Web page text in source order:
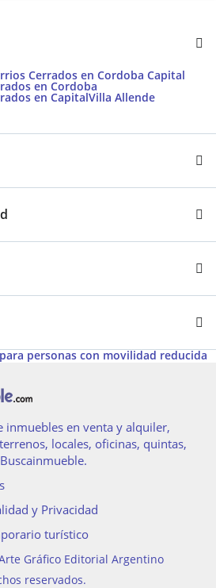
Cerrados en Cordoba Capital
en Cordoba
en CapitalVilla Allende
personas con movilidad reducida
inmuebles en venta y alquiler,
locales, oficinas, quintas,
y Privacidad
turístico
Gráfico Editorial Argentino
reservados.